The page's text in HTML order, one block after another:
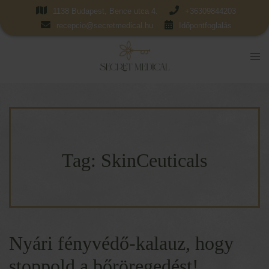
1138 Budapest, Bence utca 4.
+36309844203
recepcio@secretmedical.hu
Időpontfoglalás
Tag: SkinCeuticals
Nyári fényvédő-kalauz, hogy